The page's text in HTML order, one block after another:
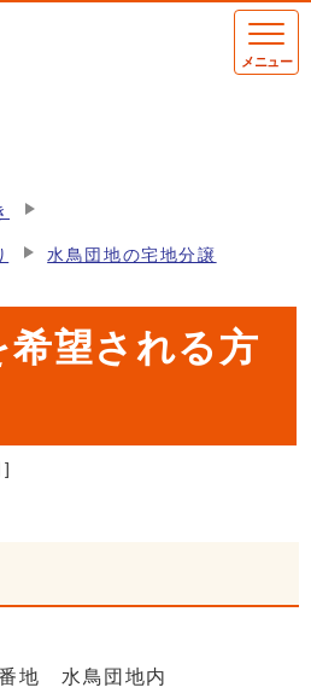
メニュー
水鳥団地の宅地分譲
希望される方
]
地 水鳥団地内